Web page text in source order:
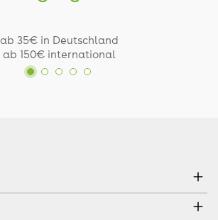
ab 35€ in Deutschland
ab 150€ international